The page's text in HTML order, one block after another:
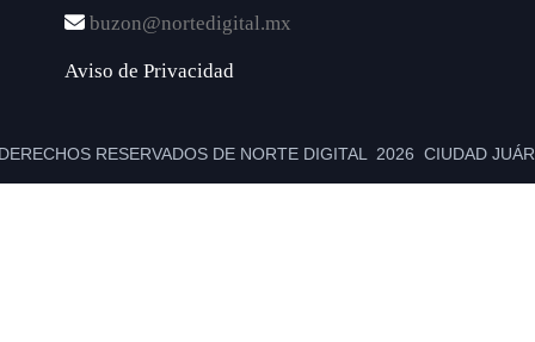
buzon@nortedigital.mx
Aviso de Privacidad
RESERVADOS DE NORTE DIGITAL 2026 CIUDAD